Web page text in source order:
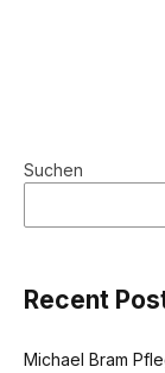
Suchen
Recent
Michael Bram